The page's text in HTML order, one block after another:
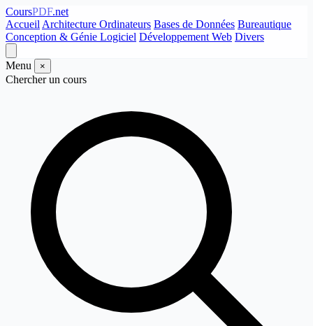
CoursPDF.net
Accueil Architecture Ordinateurs Bases de Données Bureautique
Conception & Génie Logiciel Développement Web Divers
Menu ×
Chercher un cours